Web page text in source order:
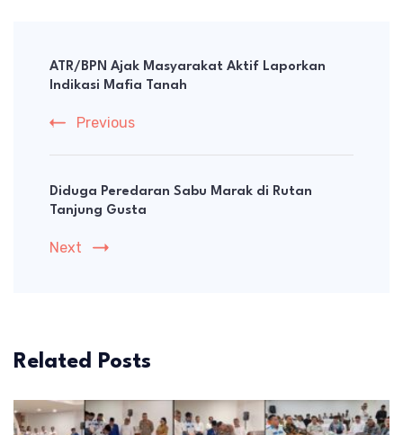
Navigation
ATR/BPN Ajak Masyarakat Aktif Laporkan
Indikasi Mafia Tanah
Previous
Diduga Peredaran Sabu Marak di Rutan
Tanjung Gusta
Next
Related Posts